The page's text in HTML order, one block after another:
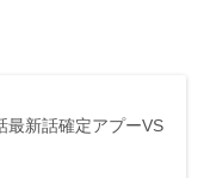
最新話確定アプーVS